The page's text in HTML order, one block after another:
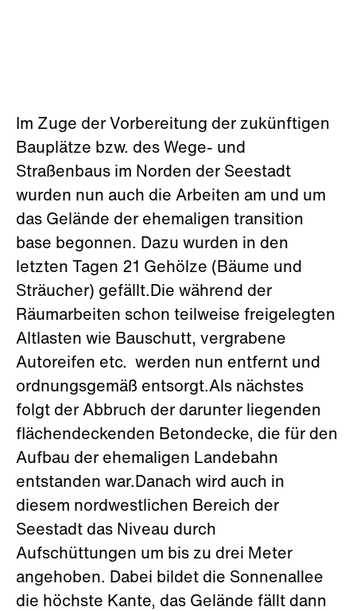
Im Zuge der Vorbereitung der zukünftigen
Bauplätze bzw. des Wege- und
Straßenbaus im Norden der Seestadt
wurden nun auch die Arbeiten am und um
das Gelände der ehemaligen transition
base begonnen. Dazu wurden in den
letzten Tagen 21 Gehölze (Bäume und
Sträucher) gefällt.Die während der
Räumarbeiten schon teilweise freigelegten
Altlasten wie Bauschutt, vergrabene
Autoreifen etc. werden nun entfernt und
ordnungsgemäß entsorgt.Als nächstes
folgt der Abbruch der darunter liegenden
flächendeckenden Betondecke, die für den
Aufbau der ehemaligen Landebahn
entstanden war.Danach wird auch in
diesem nordwestlichen Bereich der
Seestadt das Niveau durch
Aufschüttungen um bis zu drei Meter
angehoben. Dabei bildet die Sonnenallee
die höchste Kante, das Gelände fällt dann